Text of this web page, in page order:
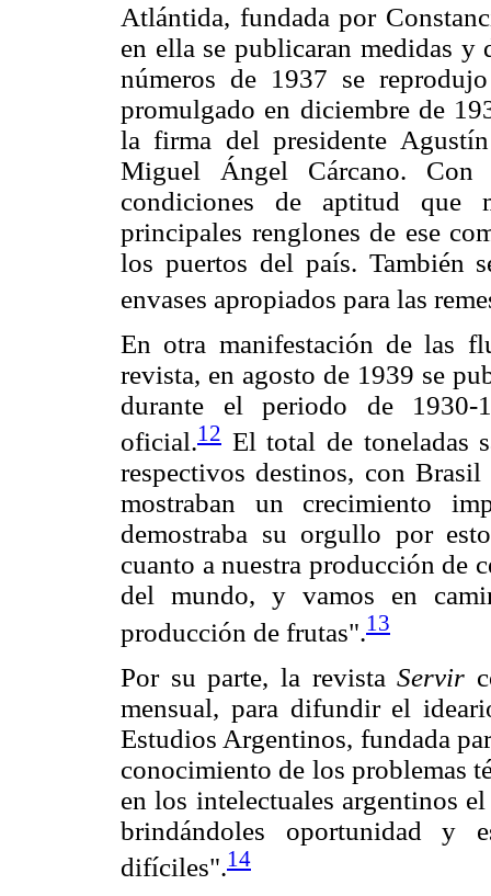
Atlántida, fundada por
en ella se publicaran medidas
números de 1937 se
promulgado en diciembre de
la firma del presidente
Miguel Ángel Cárcano. Con
condiciones de aptitud que
principales renglones de ese
los puertos del país. También
envases apropiados para las
En otra manifestación de las
revista, en agosto de 1939 se
durante el periodo de 1930-
oficial.12 El total de toneladas
respectivos destinos, con
mostraban un crecimiento
demostraba su orgullo por
cuanto a nuestra producción de
del mundo, y vamos en
producción de frutas".13
Por su parte, la revistaServir
mensual, para difundir el
Estudios Argentinos, fundada
conocimiento de los problemas
en los intelectuales argentinos
brindándoles oportunidad y
difíciles".14